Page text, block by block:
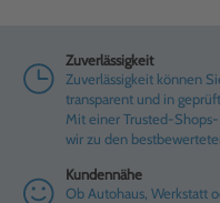
Zuverlässigkeit
Zuverlässigkeit können
transparent und in
Mit einer Trusted-
wir zu den
Kundennähe
Ob Autohaus, Werkstatt